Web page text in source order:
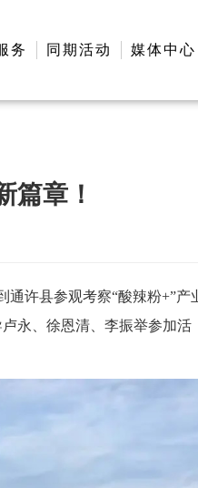
务 同期活动 媒体中心
篇章！
通许县参观考察“酸辣粉+”产
永、徐恩清、李振举参加活